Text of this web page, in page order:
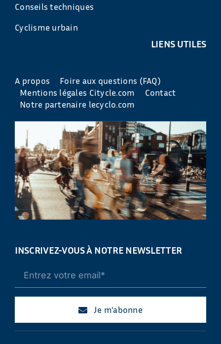
Conseils techniques
Cyclisme urbain
LIENS UTILES
A propos
Foire aux questions (FAQ)
Mentions légales Citycle.com
Contact
Notre partenaire lecyclo.com
INSCRIVEZ-VOUS À NOTRE NEWSLETTER
Je m'abonne